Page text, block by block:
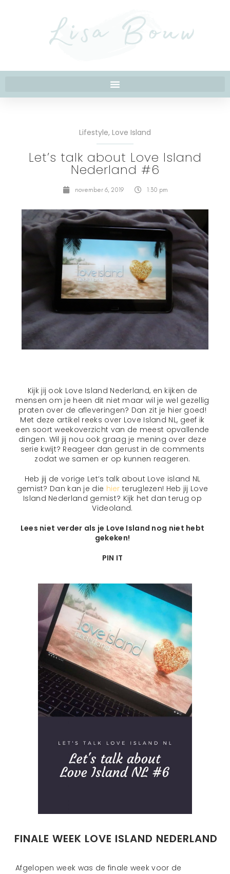
Lifestyle, Love Island
Let’s talk about Love Island
Nederland #6
november 6, 2019 1:30 pm
Kijk jij ook Love Island Nederland, en kijken de
mensen om je heen dit niet maar wil je wel gezellig
praten over de afleveringen? Dan zit je hier goed!
Met deze artikel reeks over Love Island NL, geef ik
een soort weekoverzicht van de meest opvallende
dingen. Wil jij nou ook graag je mening over deze
serie kwijt? Reageer dan gerust in de comments
zodat we samen er op kunnen reageren.
Heb jij de vorige Let’s talk about Love island NL
gemist? Dan kan je die hier teruglezen! Heb jij Love
Island Nederland gemist? Kijk het dan terug op
Videoland.
Lees niet verder als je Love Island nog niet hebt
gekeken!
PIN IT
FINALE WEEK LOVE ISLAND NEDERLAND
Afgelopen week was de finale week voor de